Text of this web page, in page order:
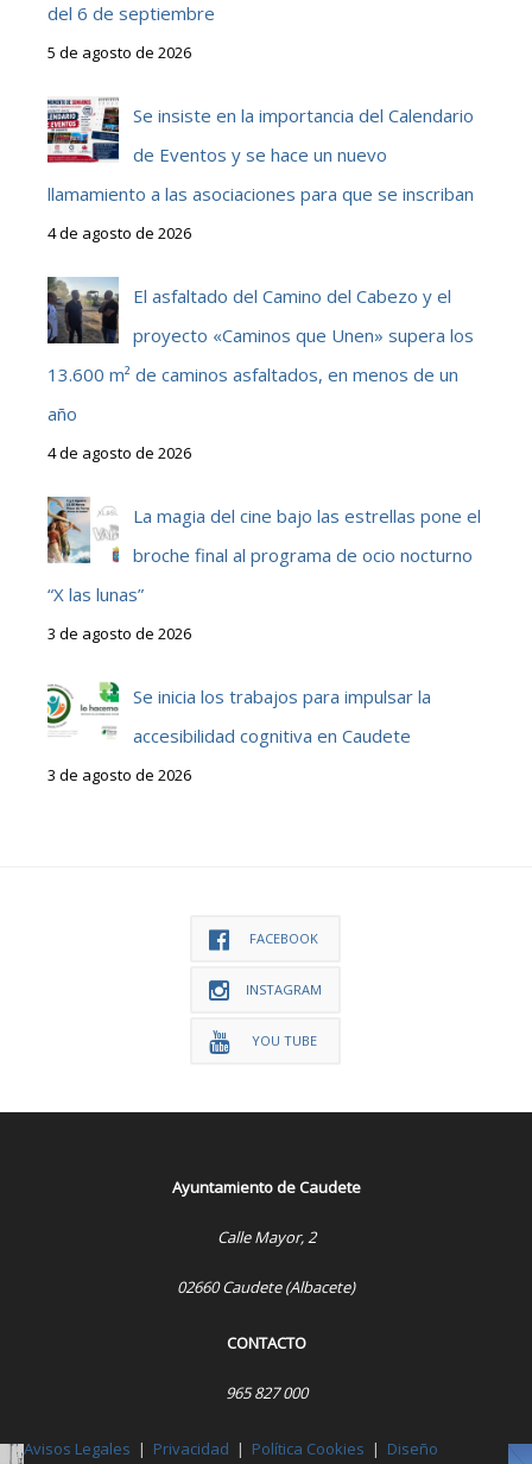
del 6 de septiembre
5 de agosto de 2026
Se insiste en la importancia del Calendario
de Eventos y se hace un nuevo
llamamiento a las asociaciones para que se inscriban
4 de agosto de 2026
El asfaltado del Camino del Cabezo y el
proyecto «Caminos que Unen» supera los
13.600 m² de caminos asfaltados, en menos de un
año
4 de agosto de 2026
La magia del cine bajo las estrellas pone el
broche final al programa de ocio nocturno
“X las lunas”
3 de agosto de 2026
Se inicia los trabajos para impulsar la
accesibilidad cognitiva en Caudete
3 de agosto de 2026
FACEBOOK
INSTAGRAM
YOU TUBE
Ayuntamiento de Caudete
Calle Mayor, 2
02660 Caudete (Albacete)
CONTACTO
965 827 000
Avisos Legales | Privacidad | Política Cookies | Diseño